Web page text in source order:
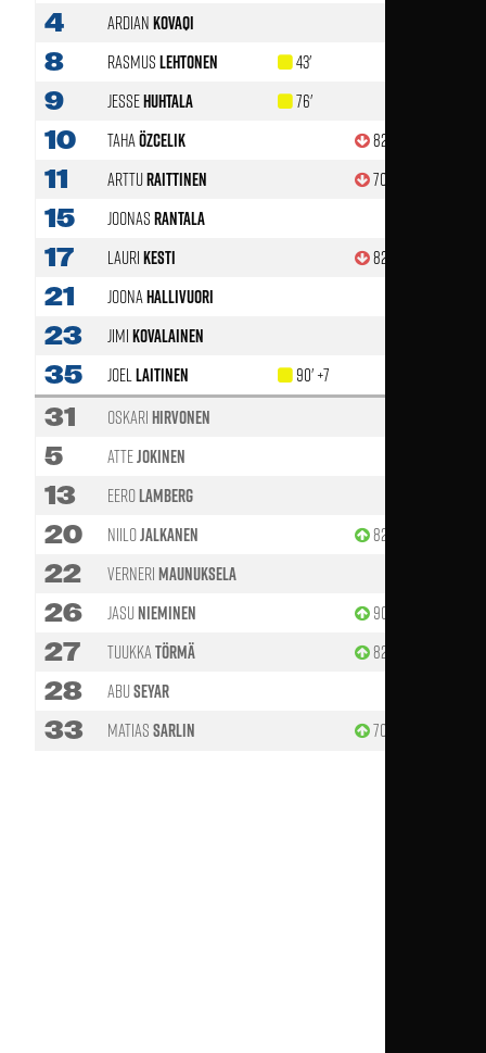
4
ArdianKovaqi
8 RasmusLehtonen 43'
9 JesseHuhtala 76'
10 TahaÖzcelik 82'
11 ArttuRaittinen 70'
15 JoonasRantala
17 LauriKesti 82'
21 JoonaHallivuori
23 JimiKovalainen
35 JoelLaitinen 90' +7
31 OskariHirvonen
5 AtteJokinen
13 EeroLamberg
20 NiiloJalkanen 82'
22 VerneriMaunuksela
26 JasuNieminen 90'
27 TuukkaTörmä 82'
28 AbuSeyar
33 MatiasSarlin 70'